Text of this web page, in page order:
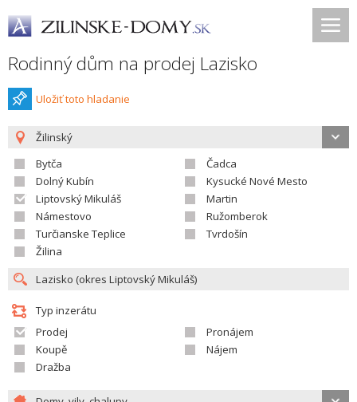
Rodinný dům na prodej Lazisko
Uložiť toto hladanie
Žilinský
Bytča
Čadca
Dolný Kubín
Kysucké Nové Mesto
Liptovský Mikuláš
Martin
Námestovo
Ružomberok
Turčianske Teplice
Tvrdošín
Žilina
Typ inzerátu
Prodej
Pronájem
Koupě
Nájem
Dražba